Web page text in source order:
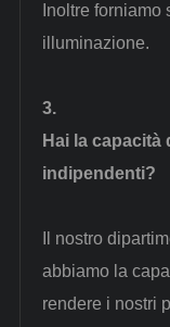
Inoltre
illuminazione.
3.
Hai la capacità
indipendenti?
Il nostro
abbiamo la
rendere i nostri